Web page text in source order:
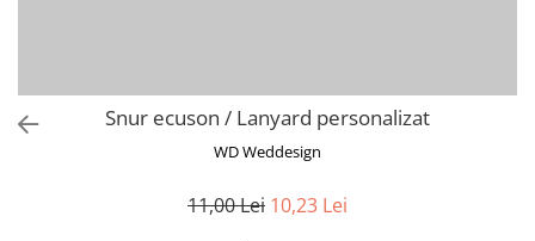
Snur ecuson / Lanyard personalizat
WD Weddesign
11,00 Lei 10,23 Lei